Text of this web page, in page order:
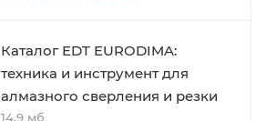
Каталог EDT EURODIMA:
техника и инструмент для
алмазного сверления и резки
14,9 мб